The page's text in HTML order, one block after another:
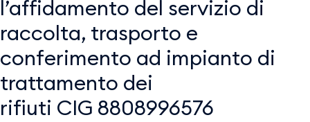
l’affidamento del servizio di
raccolta, trasporto e
conferimento ad impianto di
trattamento dei
rifiuti CIG 8808996576